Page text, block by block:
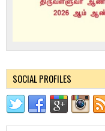
SOCIAL PROFILES